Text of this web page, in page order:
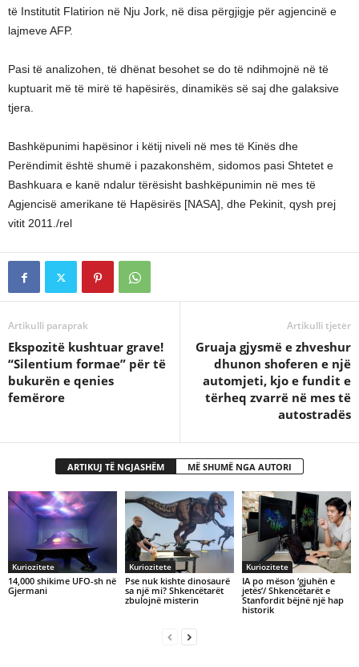
të Institutit Flatirion në Nju Jork, në disa përgjigje për agjencinë e
lajmeve AFP.
Pasi të analizohen, të dhënat besohet se do të ndihmojnë në të
kuptuarit më të mirë të hapësirës, dinamikës së saj dhe galaksive
tjera.
Bashkëpunimi hapësinor i këtij niveli në mes të Kinës dhe
Perëndimit është shumë i pazakonshëm, sidomos pasi Shtetet e
Bashkuara e kanë ndalur tërësisht bashkëpunimin në mes të
Agjencisë amerikane të Hapësirës [NASA], dhe Pekinit, qysh prej
vitit 2011./rel
Artikulli paraprak
Ekspozitë kushtuar grave!
“Silentium formae” për të
bukurën e qenies
femërore
Artikulli tjetër
Gruaja gjysmë e zhveshur
dhunon shoferen e një
automjeti, kjo e fundit e
tërheq zvarrë në mes të
autostradës
ARTIKUJ TË NGJASHËM MË SHUMË NGA AUTORI
Kuriozitete
14,000 shikime UFO-sh në
Gjermani
Kuriozitete
Pse nuk kishte dinosaurë
sa një mi? Shkencëtarët
zbulojnë misterin
Kuriozitete
IA po mëson ‘gjuhën e
jetës’/ Shkencëtarët e
Stanfordit bëjnë një hap
historik